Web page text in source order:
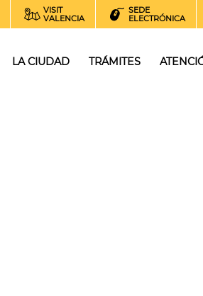
VISIT
VALENCIA
SEDE
ELECTRÓNICA
LA CIUDAD TRÁMITES